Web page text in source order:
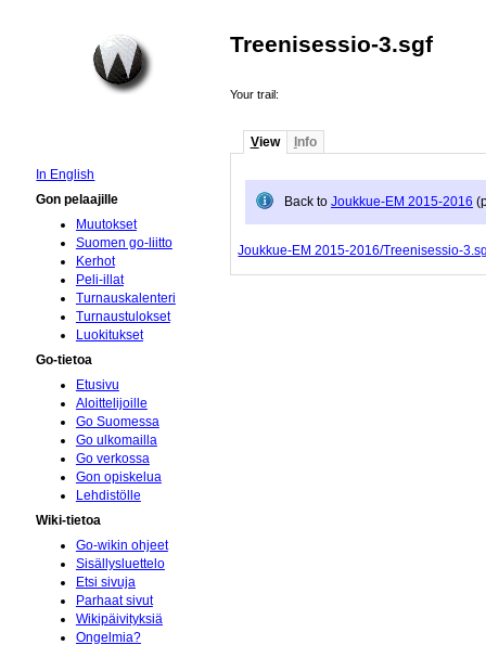
Treenisessio-3.sgf
Your trail:
View Info
Back toJoukkue-EM 2015-2016
Joukkue-EM 2015-2016/Treenisessio-
In English
Gon pelaajille
Muutokset
Suomen go-liitto
Kerhot
Peli-illat
Turnauskalenteri
Turnaustulokset
Luokitukset
Go-tietoa
Etusivu
Aloittelijoille
Go Suomessa
Go ulkomailla
Go verkossa
Gon opiskelua
Lehdistölle
Wiki-tietoa
Go-wikin ohjeet
Sisällysluettelo
Etsi sivuja
Parhaat sivut
Wikipäivityksiä
Ongelmia?